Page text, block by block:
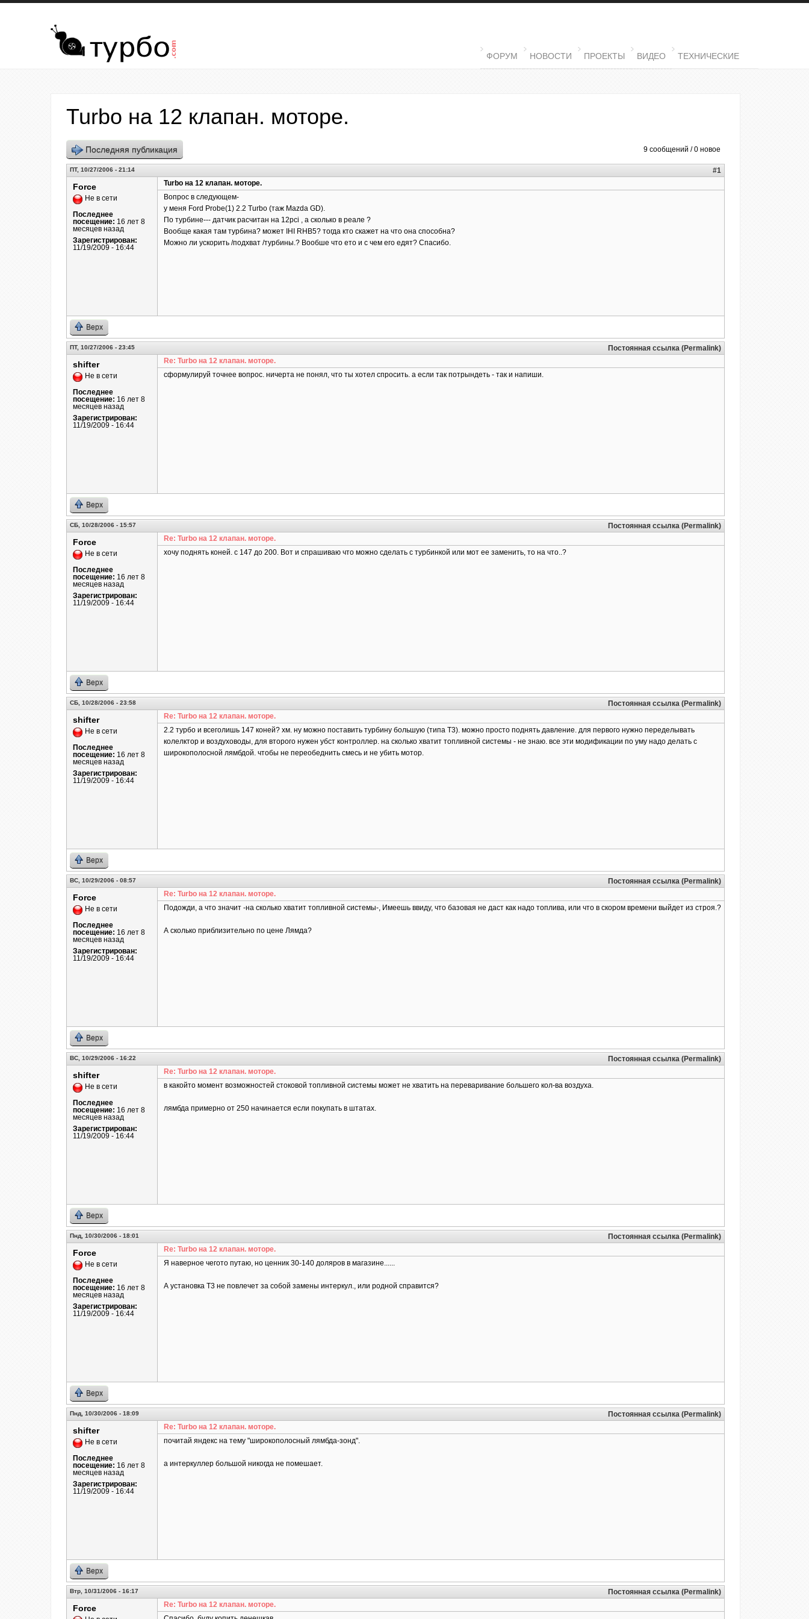
Перейти к основному содержанию
MAIN MENU
ФОРУМ НОВОСТИ ПРОЕКТЫ ВИДЕО ТЕХНИЧЕСКИЕ
Turbo на 12 клапан. моторе.
9 сообщений / 0 новое
Последняя публикация
ПТ, 10/27/2006 - 21:14 #1
Force
Не в сети
Последнее
посещение: 16 лет 8
месяцев назад
Зарегистрирован:
11/19/2009 - 16:44
Turbo на 12 клапан. моторе.
Вопрос в следующем-
у меня Ford Probe(1) 2.2 Turbo (таж Mazda GD).
По турбине--- датчик расчитан на 12pci , а сколько в реале ?
Вообще какая там турбина? может IHI RHB5? тогда кто скажет на что она способна?
Можно ли ускорить /подхват /турбины.? Вообше что ето и с чем его едят? Спасибо.
Верх
ПТ, 10/27/2006 - 23:45 Постоянная ссылка (Permalink)
shifter
Не в сети
Последнее
посещение: 16 лет 8
месяцев назад
Зарегистрирован:
11/19/2009 - 16:44
Re: Turbo на 12 клапан. моторе.
сформулируй точнее вопрос. ничерта не понял, что ты хотел спросить. а если так потрындеть - так и напиши.
Верх
СБ, 10/28/2006 - 15:57 Постоянная ссылка (Permalink)
Force
Не в сети
Последнее
посещение: 16 лет 8
месяцев назад
Зарегистрирован:
11/19/2009 - 16:44
Re: Turbo на 12 клапан. моторе.
хочу поднять коней. с 147 до 200. Вот и спрашиваю что можно сделать с турбинкой или мот ее заменить, то на что..?
Верх
СБ, 10/28/2006 - 23:58 Постоянная ссылка (Permalink)
shifter
Не в сети
Последнее
посещение: 16 лет 8
месяцев назад
Зарегистрирован:
11/19/2009 - 16:44
Re: Turbo на 12 клапан. моторе.
2.2 турбо и всеголишь 147 коней? хм. ну можно поставить турбину большую (типа Т3). можно просто поднять давление. для первого нужно переделывать
колелктор и воздуховоды, для второго нужен убст контроллер. на сколько хватит топливной системы - не знаю. все эти модификации по уму надо делать с
широкополосной лямбдой. чтобы не переобеднить смесь и не убить мотор.
Верх
ВС, 10/29/2006 - 08:57 Постоянная ссылка (Permalink)
Force
Не в сети
Последнее
посещение: 16 лет 8
месяцев назад
Зарегистрирован:
11/19/2009 - 16:44
Re: Turbo на 12 клапан. моторе.
Подожди, а что значит -на сколько хватит топливной системы-, Имеешь ввиду, что базовая не даст как надо топлива, или что в скором времени выйдет из строя.?
А сколько приблизительно по цене Лямда?
Верх
ВС, 10/29/2006 - 16:22 Постоянная ссылка (Permalink)
shifter
Не в сети
Последнее
посещение: 16 лет 8
месяцев назад
Зарегистрирован:
11/19/2009 - 16:44
Re: Turbo на 12 клапан. моторе.
в какойто момент возможностей стоковой топливной системы может не хватить на переваривание большего кол-ва воздуха.
лямбда примерно от 250 начинается если покупать в штатах.
Верх
Пнд, 10/30/2006 - 18:01 Постоянная ссылка (Permalink)
Force
Не в сети
Последнее
посещение: 16 лет 8
месяцев назад
Зарегистрирован:
11/19/2009 - 16:44
Re: Turbo на 12 клапан. моторе.
Я наверное чегото путаю, но ценник 30-140 доляров в магазине......
А установка Т3 не повлечет за собой замены интеркул., или родной справится?
Верх
Пнд, 10/30/2006 - 18:09 Постоянная ссылка (Permalink)
shifter
Не в сети
Последнее
посещение: 16 лет 8
месяцев назад
Зарегистрирован:
11/19/2009 - 16:44
Re: Turbo на 12 клапан. моторе.
почитай яндекс на тему "широкополосный лямбда-зонд".
а интеркуллер большой никогда не помешает.
Верх
Втр, 10/31/2006 - 16:17 Постоянная ссылка (Permalink)
Force
Re: Turbo на 12 клапан. моторе.